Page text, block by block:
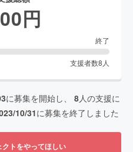
円
終了
支援者数8 人
に募集を開始し、 8人の支援に
10/31に募集を終了しました
クトをやってほしい